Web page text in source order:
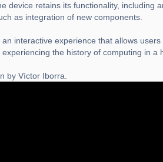
device retains its functionality, including
as integration of new components.
interactive experience that allows
the history of computing in a
by Víctor Iborra.